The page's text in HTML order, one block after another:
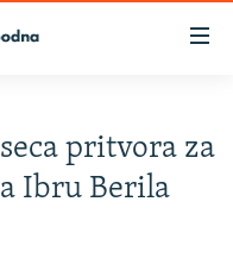
pritvora za
Ibru Berila